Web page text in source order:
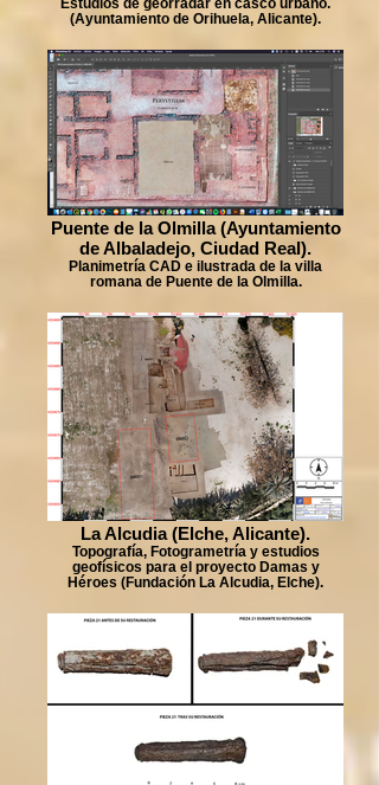
(Ayuntamiento de Orihuela, Alicante).
Puente de la Olmilla (Ayuntamiento
de Albaladejo, Ciudad Real).
Planimetría CAD e ilustrada de la villa
romana de Puente de la Olmilla.
La Alcudia (Elche, Alicante).
Topografía, Fotogrametría y estudios
geofísicos para el proyecto Damas y
Héroes (Fundación La Alcudia, Elche).